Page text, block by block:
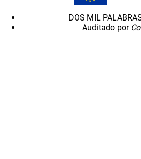
DOS MIL
Auditado por